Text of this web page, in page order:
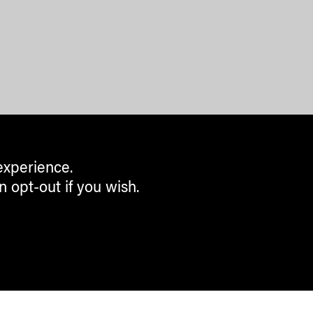
opt-out if you wish.